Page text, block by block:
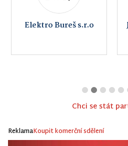
Elektro Bureš s.r.o
Chci se stát
ReklamaKoupit komerční sdělení